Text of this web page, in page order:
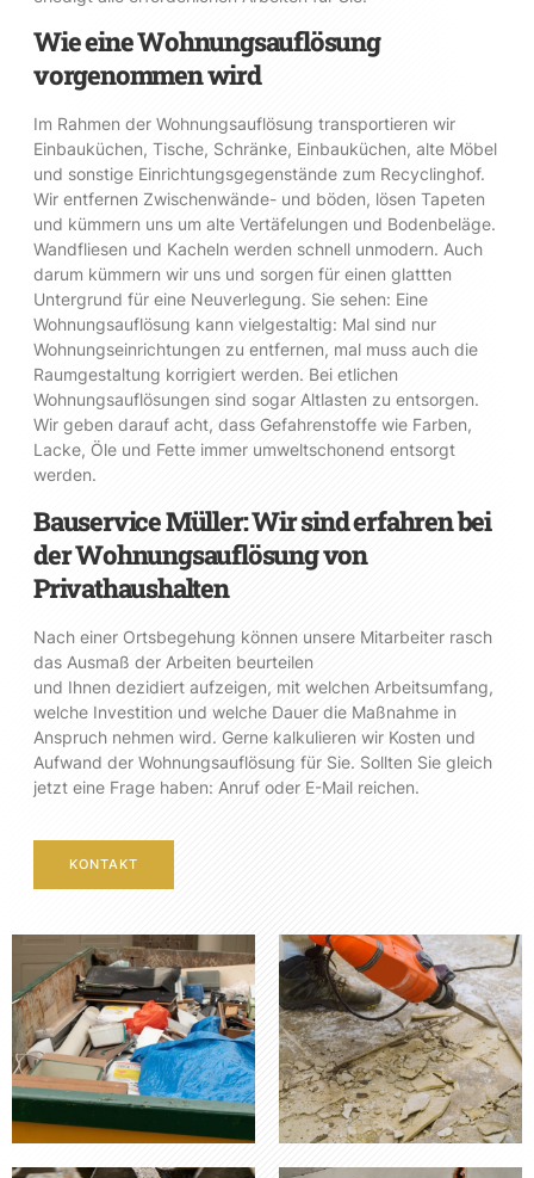
Wie eine Wohnungsauflösung
vorgenommen wird
Im Rahmen der Wohnungsauflösung transportieren wir
Einbauküchen, Tische, Schränke, Einbauküchen, alte Möbel
und sonstige Einrichtungsgegenstände zum Recyclinghof.
Wir entfernen Zwischenwände- und böden, lösen Tapeten
und kümmern uns um alte Vertäfelungen und Bodenbeläge.
Wandfliesen und Kacheln werden schnell unmodern. Auch
darum kümmern wir uns und sorgen für einen glattten
Untergrund für eine Neuverlegung. Sie sehen: Eine
Wohnungsauflösung kann vielgestaltig: Mal sind nur
Wohnungseinrichtungen zu entfernen, mal muss auch die
Raumgestaltung korrigiert werden. Bei etlichen
Wohnungsauflösungen sind sogar Altlasten zu entsorgen.
Wir geben darauf acht, dass Gefahrenstoffe wie Farben,
Lacke, Öle und Fette immer umweltschonend entsorgt
werden.
Bauservice Müller: Wir sind erfahren bei
der Wohnungsauflösung von
Privathaushalten
Nach einer Ortsbegehung können unsere Mitarbeiter rasch
das Ausmaß der Arbeiten beurteilen
und Ihnen dezidiert aufzeigen, mit welchen Arbeitsumfang,
welche Investition und welche Dauer die Maßnahme in
Anspruch nehmen wird. Gerne kalkulieren wir Kosten und
Aufwand der Wohnungsauflösung für Sie. Sollten Sie gleich
jetzt eine Frage haben: Anruf oder E-Mail reichen.
KONTAKT